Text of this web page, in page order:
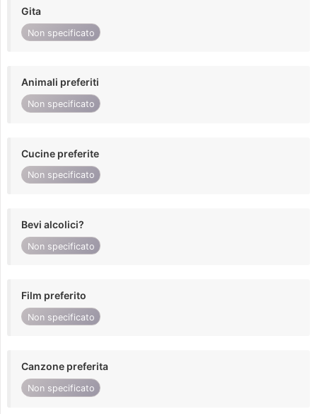
Gita
Non specificato
Animali preferiti
Non specificato
Cucine preferite
Non specificato
Bevi alcolici?
Non specificato
Film preferito
Non specificato
Canzone preferita
Non specificato